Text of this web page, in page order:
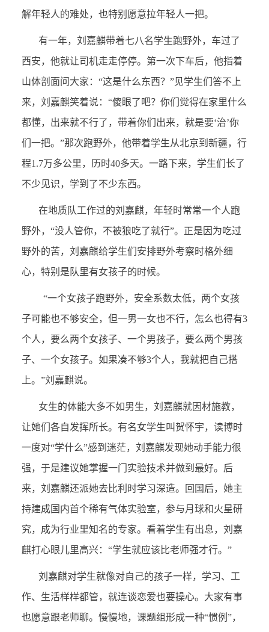
解年轻人的难处，也特别愿意拉年轻人一把。
有一年，刘嘉麒带着七八名学生跑野外，车过了
西安，他就让司机走走停停。第一次下车后，他指着
山体剖面问大家：“这是什么东西？”见学生们答不上
来，刘嘉麒笑着说：“傻眼了吧？你们觉得在家里什么
都懂，出来就不行了，带着你们出来，就是要‘治’你
们一把。”那次跑野外，他带着学生从北京到新疆，行
程1.7万多公里，历时40多天。一路下来，学生们长了
不少见识，学到了不少东西。
在地质队工作过的刘嘉麒，年轻时常常一个人跑
野外，“没人管你，不被狼吃了就行”。正是因为吃过
野外的苦，刘嘉麒给学生们安排野外考察时格外细
心，特别是队里有女孩子的时候。
“一个女孩子跑野外，安全系数太低，两个女孩
子可能也不够安全，但一男一女也不行，怎么也得有3
个人，要么两个女孩子、一个男孩子，要么两个男孩
子、一个女孩子。如果凑不够3个人，我就把自己搭
上。”刘嘉麒说。
女生的体能大多不如男生，刘嘉麒就因材施教，
让她们各自发挥所长。有名女学生叫贺怀宇，读博时
一度对“学什么”感到迷茫，刘嘉麒发现她动手能力很
强，于是建议她掌握一门实验技术并做到最好。后
来，刘嘉麒还派她去比利时学习深造。回国后，她主
持建成国内首个稀有气体实验室，参与月球和火星研
究，成为行业里知名的专家。看着学生有出息，刘嘉
麒打心眼儿里高兴：“学生就应该比老师强才行。”
刘嘉麒对学生就像对自己的孩子一样，学习、工
作、生活样样都管，就连谈恋爱也要操心。大家有事
也愿意跟老师聊。慢慢地，课题组形成一种“惯例”，